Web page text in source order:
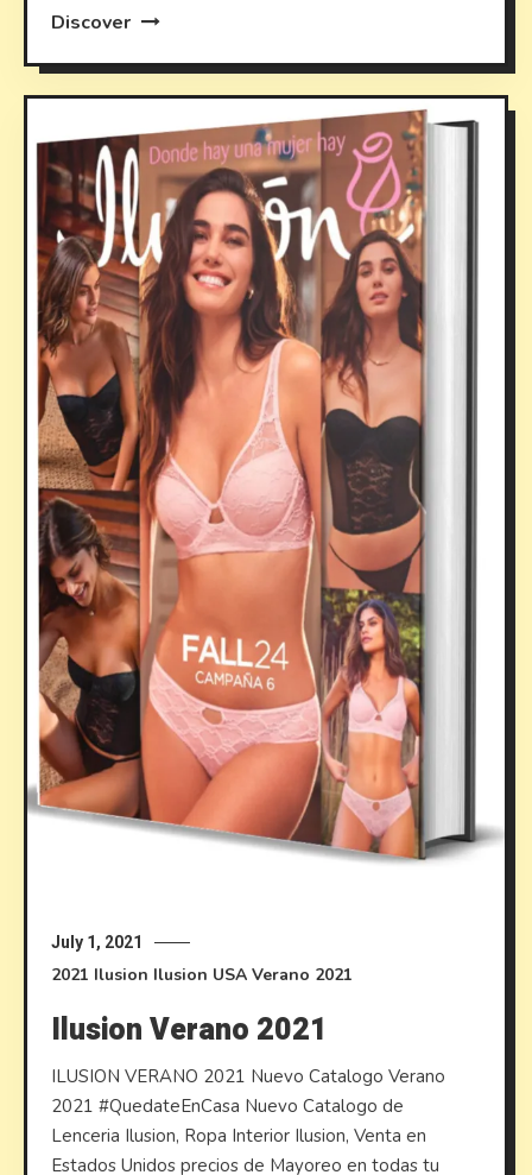
Discover
July 1, 2021
2021 Ilusion Ilusion USA Verano 2021
Ilusion Verano 2021
ILUSION VERANO 2021 Nuevo Catalogo Verano
2021 #QuedateEnCasa Nuevo Catalogo de
Lenceria Ilusion, Ropa Interior Ilusion, Venta en
Estados Unidos precios de Mayoreo en todas tu